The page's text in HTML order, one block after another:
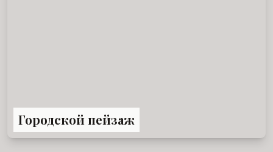
Городской пейзаж